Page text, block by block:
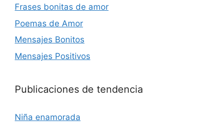
Frases bonitas de amor
Poemas de Amor
Mensajes Bonitos
Mensajes Positivos
Publicaciones de tendencia
Niña enamorada